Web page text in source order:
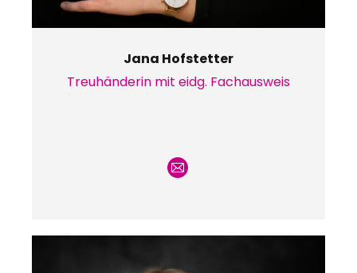
Jana Hofstetter
Treuhänderin mit eidg. Fachausweis
E-